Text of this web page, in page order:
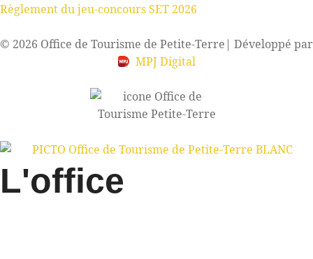
Règlement du jeu-concours SET 2026
© 2026 Office de Tourisme de Petite-Terre | Développé par
MPJ Digital
L'office